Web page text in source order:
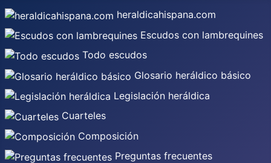
heraldicahispana.com
Escudos con lambrequines
Todo escudos
Glosario heráldico básico
Legislación heráldica
Cuarteles
Composición
Preguntas frecuentes